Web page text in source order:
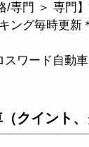
/専門 ＞ 専門
ング毎時更新
スワード自動
クイント